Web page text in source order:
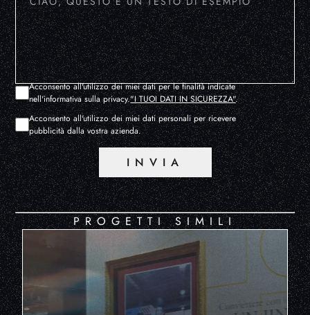
Acconsento all'utilizzo dei miei dati per le finalità indicate
nell'informativa sulla privacy."I TUOI DATI IN SICUREZZA".
Acconsento all'utilizzo dei miei dati personali per ricevere
pubblicità dalla vostra azienda.
INVIA
PROGETTI SIMILI